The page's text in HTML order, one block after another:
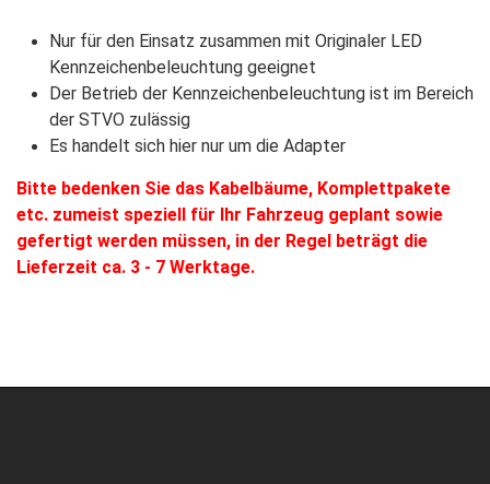
Nur für den Einsatz zusammen mit Originaler LED
Kennzeichenbeleuchtung geeignet
Der Betrieb der Kennzeichenbeleuchtung ist im Bereich
der STVO zulässig
Es handelt sich hier nur um die Adapter
Bitte bedenken Sie das Kabelbäume, Komplettpakete
etc. zumeist speziell für Ihr Fahrzeug geplant sowie
gefertigt werden müssen, in der Regel beträgt die
Lieferzeit ca. 3 - 7 Werktage.